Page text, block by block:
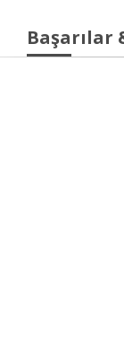
Başarılar